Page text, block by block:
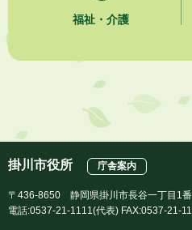
2026年8月1日
市議会だより 第100号 (令和8年8月1日
福祉・介護
掛川市役所 庁舎案内
〒436-8650 静岡県掛川市長谷一丁目1
電話:0537-21-1111(代表) FAX:0537-21-